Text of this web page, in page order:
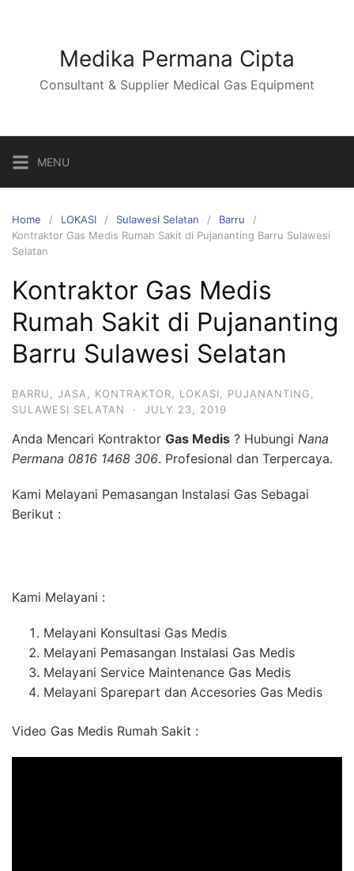
Medika Permana Cipta
Consultant & Supplier Medical Gas Equipment
MENU
Home LOKASI Sulawesi Selatan
Barru
Kontraktor Gas Medis Rumah Sakit di Pujananting Barru Sulawesi
Selatan
Kontraktor Gas Medis
Rumah Sakit di Pujananting
Barru Sulawesi Selatan
BARRU JASA KONTRAKTOR LOKASI PUJANANTING
SULAWESI SELATAN
· JULY 23, 2019
Anda Mencari Kontraktor Gas Medis ? Hubungi Nana
Permana 0816 1468 306. Profesional dan Terpercaya.
Kami Melayani Pemasangan Instalasi Gas Sebagai
Berikut :
Kami Melayani :
Melayani Konsultasi Gas Medis
Melayani Pemasangan Instalasi Gas Medis
Melayani Service Maintenance Gas Medis
Melayani Sparepart dan Accesories Gas Medis
Video Gas Medis Rumah Sakit :